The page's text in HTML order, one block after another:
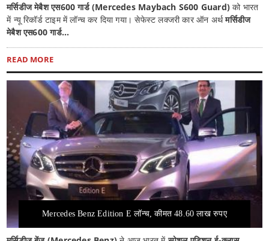
मर्सिडीज मेबैश एस600 गार्ड (Mercedes Maybach S600 Guard)को भारत
में न्यू रिकॉर्ड टाइम में लॉन्च कर दिया गया। सेफेस्ट लक्जरी कार ऑन अर्थमर्सिडीज
मेबैश एस600 गार्ड...
READ MORE
Mercedes Benz Edition E लॉन्च, कीमत 48.60 लाख रुपए